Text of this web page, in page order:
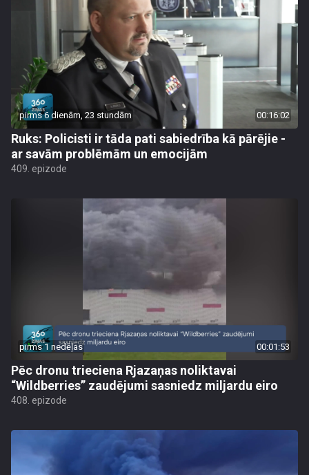
pirms 6 dienām, 23 stundām 00:16:02
Ruks: Policisti ir tāda pati sabiedrība kā pārējie -
ar savām problēmām un emocijām
409. epizode
pirms 1 nedēļas 00:01:53
Pēc dronu trieciena Rjazaņas noliktavai
“Wildberries” zaudējumi sasniedz miljardu eiro
408. epizode